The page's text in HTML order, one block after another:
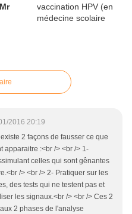
2016 20:19
2 façons de fausser ce que
apparaitre :<br /> <br /> 1-
celles qui sont gênantes
/> <br /> 2- Pratiquer sur les
des tests qui ne testent pas et
les signaux.<br /> <br /> Ces 2
2 phases de l'analyse